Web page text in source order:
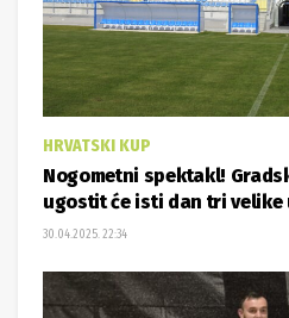
HRVATSKI KUP
Nogometni spektakl!
ugostit će isti dan tri velike
30.04.2025. 22:34